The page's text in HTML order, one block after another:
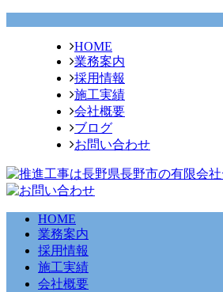
HOME
業務案内
採用情報
施工実績
会社概要
ブログ
お問い合わせ
HOME
業務案内
採用情報
施工実績
会社概要